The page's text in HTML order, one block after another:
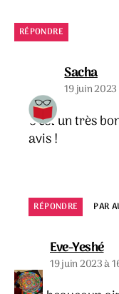
RÉPONDRE
Sachadit :
19 juin 2023
C’est un très
avis !
RÉPONDRE PAR
Eve-Yeshédit :
19 juin 2023 à